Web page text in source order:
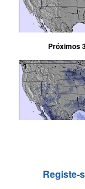
Próximos
Registe-